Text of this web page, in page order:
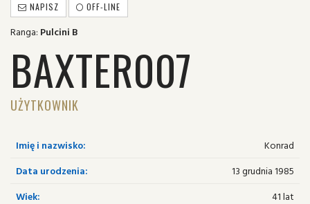
NAPISZ OFF-LINE
Ranga: Pulcini B
BAXTER007
UŻYTKOWNIK
Imię i nazwisko:
Konrad
Data urodzenia:
13 grudnia 1985
Wiek:
41 lat